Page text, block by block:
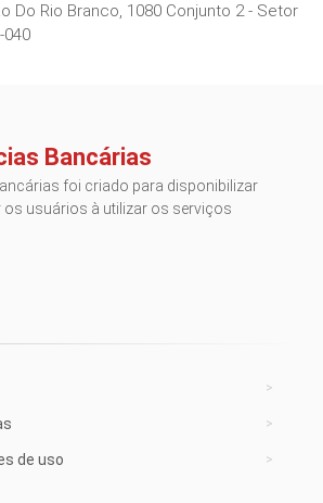
Do Rio Branco, 1080 Conjunto 2 - Setor
040
Bancárias
foi criado para disponibilizar
usuários à utilizar os serviços
de uso